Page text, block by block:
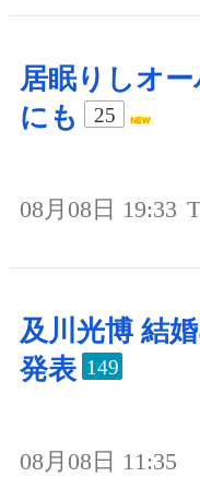
居眠りしオ
にも
25
08月08日 19:33
及川光博 結
発表 149
08月08日 11:35